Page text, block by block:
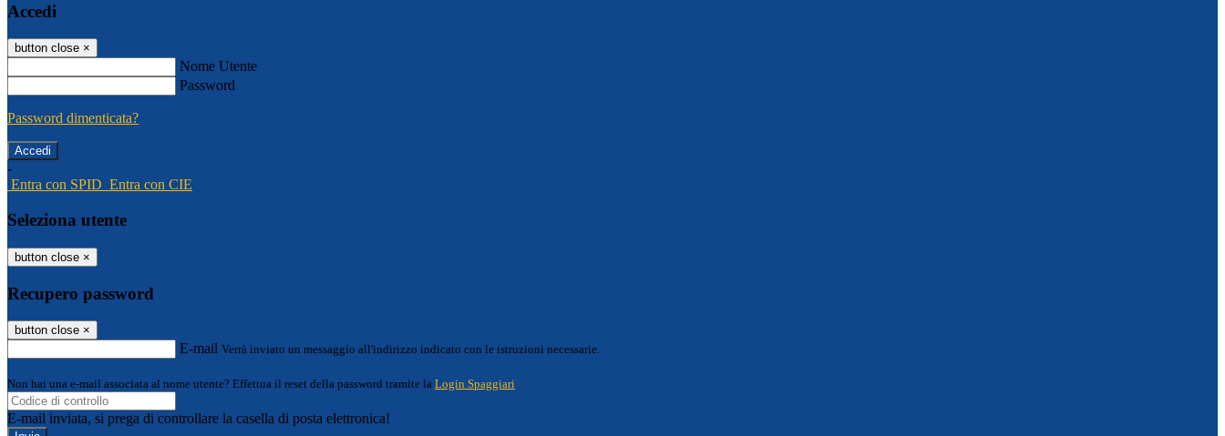
Accedi
button close ×
Nome Utente
Password
Password dimenticata?
-
Entra con SPID Entra con CIE
Seleziona utente
button close ×
Recupero password
button close ×
E-mail Verrà inviato un messaggio all'indirizzo indicato con le istruzioni necessarie.
Non hai una e-mail associata al nome utente? Effettua il reset della password tramite la Login Spaggiari
E-mail inviata, si prega di controllare la casella di posta elettronica!